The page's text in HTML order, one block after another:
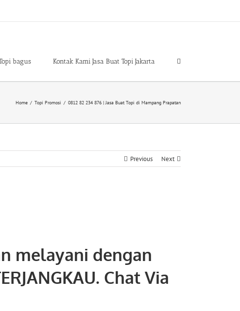
bagus Kontak Kami Jasa Buat Topi Jakarta
Home / Topi Promosi / 0812 82 234 876 | Jasa Buat Topi di Mampang Prapatan
Previous Next
melayani dengan
Chat Via